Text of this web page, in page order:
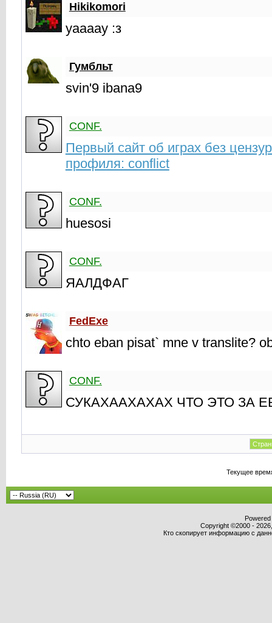
Hikikomori
yaaaay :з
Гумбльт
svin'9 ibana9
CONF.
Первый сайт об играх без
профиля: conflict
CONF.
huesosi
CONF.
ЯАЛДФАГ
FedExe
chto eban pisat` mne v translite?
CONF.
СУКАХААХАХАХ ЧТО ЭТО ЗА
Текущее
Copyright ©2000 -
Кто скопирует информацию с